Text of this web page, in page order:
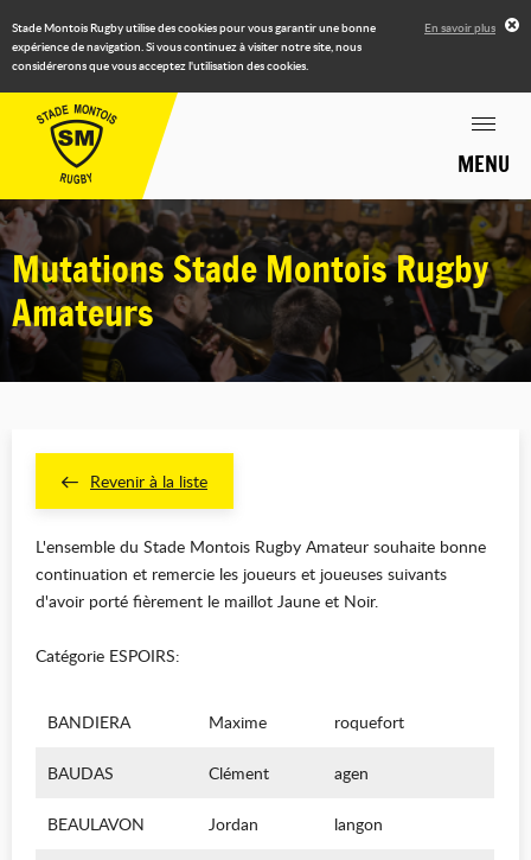
Stade Montois Rugby utilise des cookies pour vous garantir une bonne
expérience de navigation. Si vous continuez à visiter notre site, nous
considérerons que vous acceptez l'utilisation des cookies.
En savoir plus
MENU
Mutations Stade Montois Rugby
Amateurs
Revenir à la liste
L'ensemble du Stade Montois Rugby Amateur souhaite bonne
continuation et remercie les joueurs et joueuses suivants
d'avoir porté fièrement le maillot Jaune et Noir.
Catégorie ESPOIRS:
BANDIERA Maxime roquefort
BAUDAS Clément agen
BEAULAVON Jordan langon